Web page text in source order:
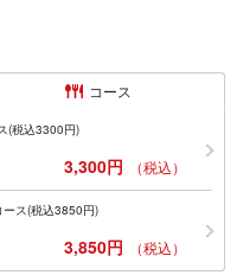
コース
(税込3300円)
3,300円 （税込）
ス(税込3850円)
3,850円 （税込）